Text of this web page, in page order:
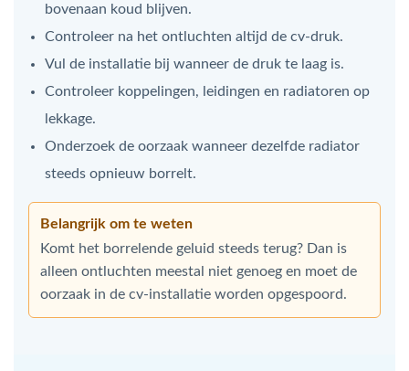
bovenaan koud blijven.
Controleer na het ontluchten altijd de cv-druk.
Vul de installatie bij wanneer de druk te laag is.
Controleer koppelingen, leidingen en radiatoren op
lekkage.
Onderzoek de oorzaak wanneer dezelfde radiator
steeds opnieuw borrelt.
Belangrijk om te weten
Komt het borrelende geluid steeds terug? Dan is
alleen ontluchten meestal niet genoeg en moet de
oorzaak in de cv-installatie worden opgespoord.